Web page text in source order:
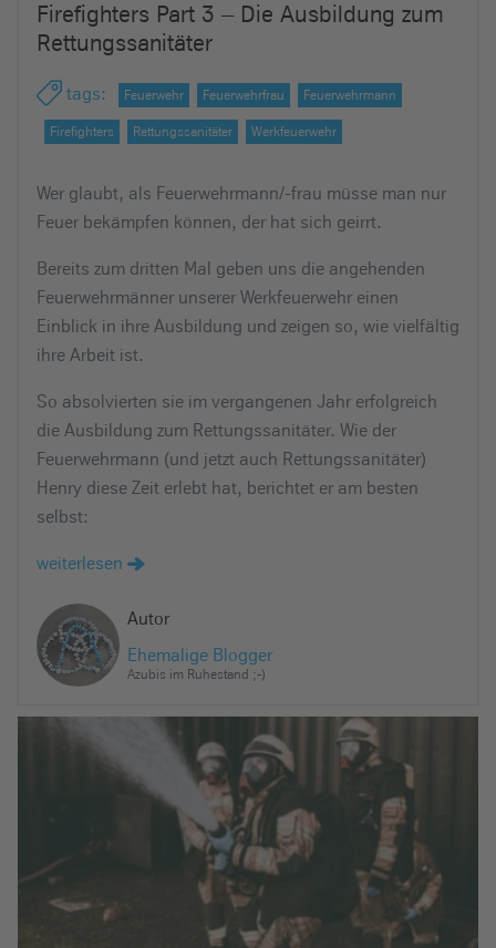
Firefighters Part 3 – Die Ausbildung zum
Rettungssanitäter
tags: Feuerwehr Feuerwehrfrau Feuerwehrmann
Firefighters Rettungssanitäter Werkfeuerwehr
Wer glaubt, als Feuerwehrmann/-frau müsse man nur
Feuer bekämpfen können, der hat sich geirrt.
Bereits zum dritten Mal geben uns die angehenden
Feuerwehrmänner unserer Werkfeuerwehr einen
Einblick in ihre Ausbildung und zeigen so, wie vielfältig
ihre Arbeit ist.
So absolvierten sie im vergangenen Jahr erfolgreich
die Ausbildung zum Rettungssanitäter. Wie der
Feuerwehrmann (und jetzt auch Rettungssanitäter)
Henry diese Zeit erlebt hat, berichtet er am besten
selbst:
weiterlesen
Autor
Ehemalige Blogger
Azubis im Ruhestand ;-)